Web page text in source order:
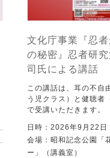
文化庁事業『忍
の秘密』忍者研
司氏による講話
この講話は、耳の不自
う児クラス）と健聴者
で受講いただきます。
日時：2026年9月22日
会場：昭和記念公園「
ー」（講義室）